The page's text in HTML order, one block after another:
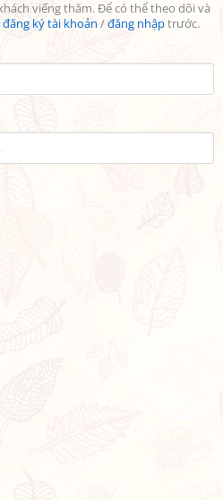
viếng thăm. Để có thể theo dõi và
đăng ký tài khoản /đăng nhậptrước.